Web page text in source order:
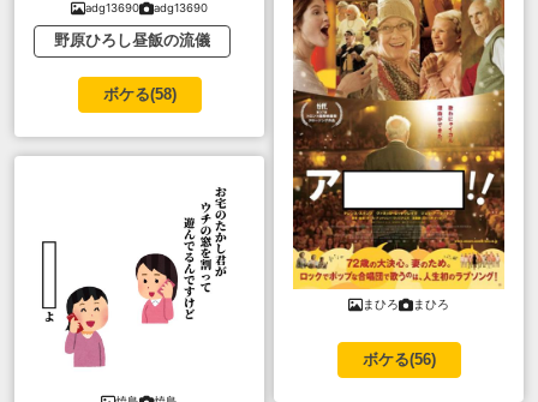
adg13690 adg13690
野原ひろし昼飯の流儀
ボケる(58)
まひろ まひろ
ボケる(56)